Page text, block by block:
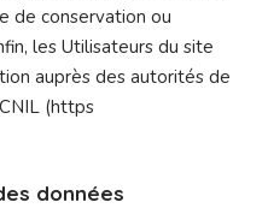
de conservation ou
les Utilisateurs du site
auprès des autorités de
(https
données